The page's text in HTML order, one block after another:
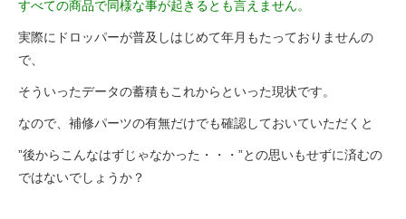
すべての商品で同様な事が起きるとも言えません。
実際にドロッパーが普及しはじめて年月もたっておりませんの
で、
そういったデータの蓄積もこれからといった現状です。
なので、補修パーツの有無だけでも確認しておいていただくと
”後からこんなはずじゃなかった・・・”との思いもせずに済むの
ではないでしょうか？